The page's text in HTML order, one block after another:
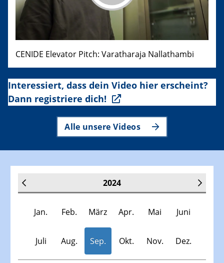
CENIDE Elevator Pitch: Varatharaja Nallathambi
Interessiert, dass dein Video hier erscheint?
Dann registriere dich!
Alle unsere Videos
2024
Jan. Feb. März Apr. Mai Juni
Juli Aug. Sep. Okt. Nov. Dez.